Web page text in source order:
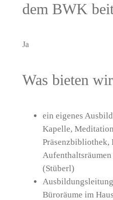
dem BWK
Ja
Was bieten
ein eigenes
Kapelle,
Präsenzbibliothek,
(Stüberl)
Büroräume im